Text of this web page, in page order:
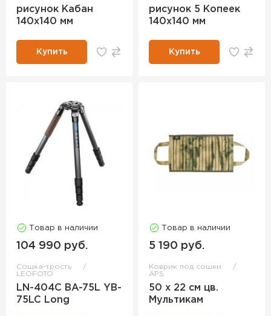
рисунок Кабан
140х140 мм
Купить
рисунок 5 Копеек
140х140 мм
Купить
Товар в наличии
104 990 руб.
Сошка-трость
LEOFOTO
LN-404C BA-75L YB-
75LC Long
Товар в наличии
5 190 руб.
Коврик под сошки
APS
50 x 22 см цв.
Мультикам